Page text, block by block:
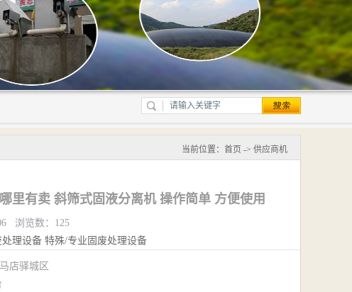
当前位置： 首页 -> 供应商机
里有卖 斜筛式固液分离机 操作简单 方便使用
浏览数：125
处理设备 特殊/专业固废处理设备
店驿城区